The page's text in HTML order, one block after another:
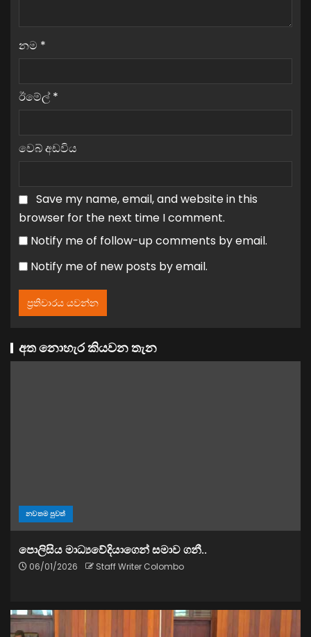
නම *
ඊමේල් *
වෙබ් අඩවිය
Save my name, email, and website in this
browser for the next time I comment.
Notify me of follow-up comments by email.
Notify me of new posts by email.
අත නොහැර කියවන තැන
නවතම පුවත්
පොලිසිය මාධ්‍යවේදියාගෙන් සමාව ගනී..
06/01/2026 Staff Writer Colombo